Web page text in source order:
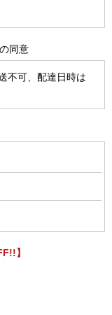
同意
不可、配達日時は
】